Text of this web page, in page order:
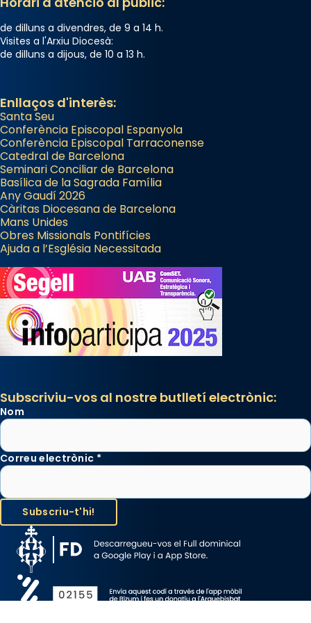
de dilluns a divendres, de 9 a 14 h.
Visites a l'Arxiu Diocesà:
de dilluns a dijous, de 10 a 13 h.
Enllaços d'interès:
Santa Seu
Conferència Episcopal Espanyola
Conferència Episcopal Tarraconense
Catedral de Barcelona
Seminari Conciliar de Barcelona
Basílica de la Sagrada Família
Any Gaudí 2026
Càritas Diocesana de Barcelona
Mans Unides
Obres Missionals Pontifícies
Ajuda a l’Església Necessitada
Subscriviu-vos al nostre butlletí electrònic:
Nom
Correu electrònic *